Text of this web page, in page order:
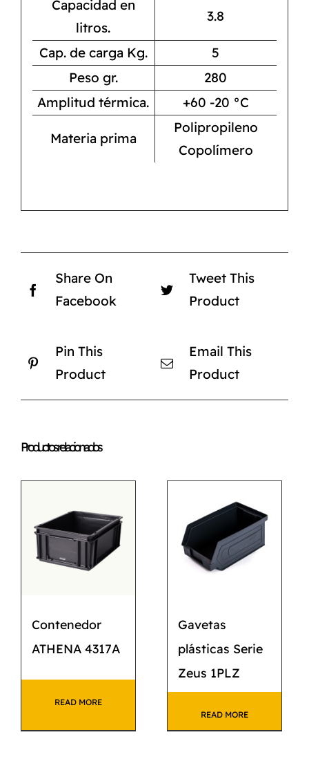
Capacidad en
litros.
3.8
Cap. de carga Kg.
5
Peso gr.
280
Amplitud térmica.
+60 -20 °C
Materia prima
Polipropileno
Copolímero
Share On
Facebook
Tweet This
Product
Pin This
Product
Email This
Product
Productos relacionados
Contenedor
ATHENA 4317A
READ MORE
Gavetas
plásticas Serie
Zeus 1PLZ
READ MORE